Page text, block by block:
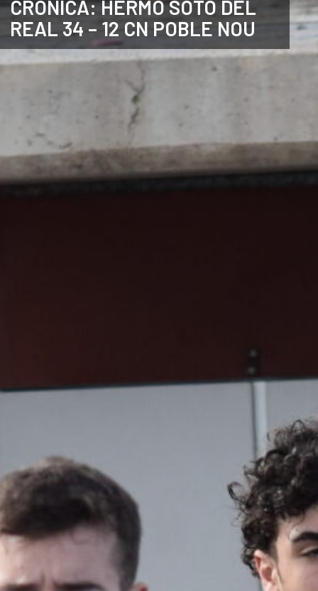
ANGLÈS
CRÒNICA: HERMO SOTO DEL
REAL 34 – 12 CN POBLE NOU